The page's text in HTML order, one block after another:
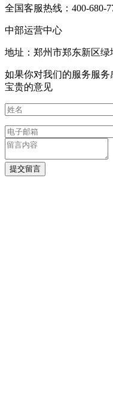
全国客服热线：400-680-
中部运营中心
地址：郑州市郑东新区绿
如果你对我们的服务服
宝贵的意见
提交留言